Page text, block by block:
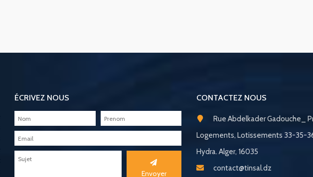
ÉCRIVEZ NOUS
Envoyer
CONTACTEZ NOUS
Rue Abdelkader Gadouche_
Logements, Lotissements 33-35-
Hydra. Alger, 16035
contact@tinsal.dz